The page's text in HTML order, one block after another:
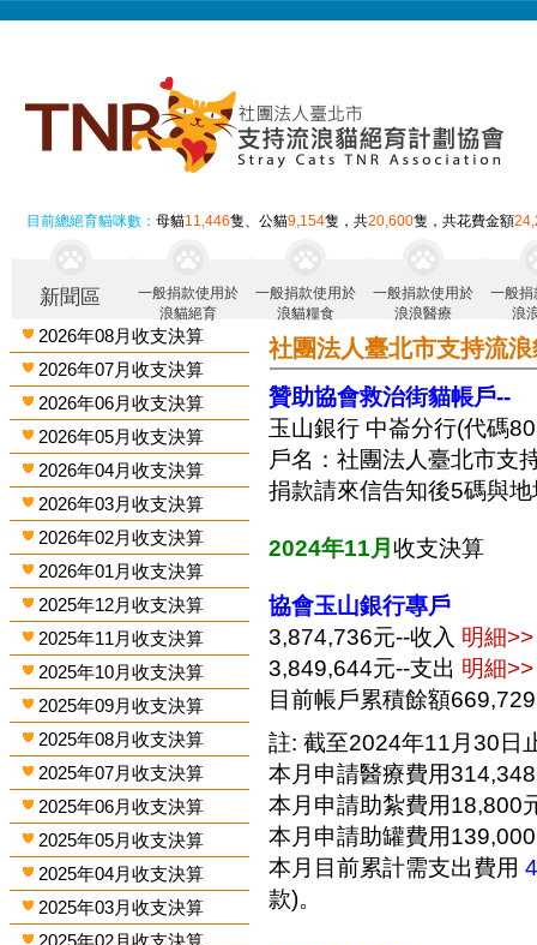
目前總絕育貓咪數：母貓11,446隻、公貓9,154隻，共20,600隻，共花費金額
新聞區
一般捐款使用於
浪貓絕育
一般捐款使用於
浪貓糧食
一般捐款使用於
浪浪醫療
一般捐
浪
2026年08月收支決算
2026年07月收支決算
2026年06月收支決算
2026年05月收支決算
2026年04月收支決算
2026年03月收支決算
2026年02月收支決算
2026年01月收支決算
2025年12月收支決算
2025年11月收支決算
2025年10月收支決算
2025年09月收支決算
2025年08月收支決算
2025年07月收支決算
2025年06月收支決算
2025年05月收支決算
2025年04月收支決算
2025年03月收支決算
2025年02月收支決算
社團法人臺北市支持流
贊助協會救治街貓帳戶--
玉山銀行 中崙分行(代碼
戶名：社團法人臺北市支
捐款請來信告知後5碼與
2024年11月收支決算
協會玉山銀行專戶
3,874,736元--收入 明細>>
3,849,644元--支出 明細>>
目前帳戶累積餘額
註: 截至2024年11月30日
本月申請醫療費用
本月申請助紮費用18,800
本月申請助罐費用
本月目前累計需支出費用
款)。